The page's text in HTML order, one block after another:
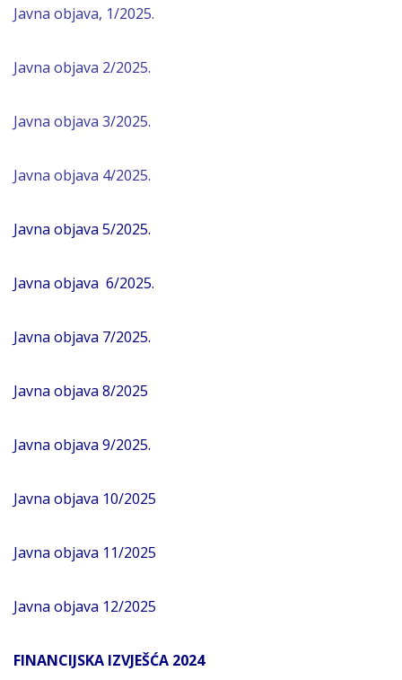
Javna objava, 1/2025.
Javna objava 2/2025.
Javna objava 3/2025.
Javna objava 4/2025.
Javna objava 5/2025.
Javna objava 6/2025.
Javna objava 7/2025.
Javna objava 8/2025
Javna objava 9/2025.
Javna objava 10/2025
Javna objava 11/2025
Javna objava 12/2025
FINANCIJSKA IZVJEŠĆA 2024